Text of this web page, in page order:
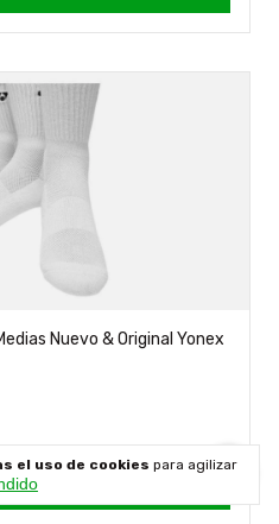
el uso de cookies para agilizar
Nuevo & Original Yonex